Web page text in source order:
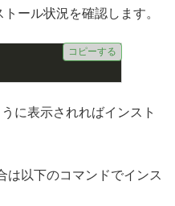
ール状況を確認します。
コピーする
に表示されればインスト
は以下のコマンドでインス